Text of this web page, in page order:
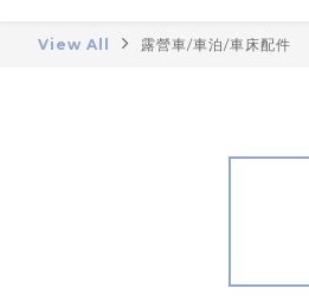
View All 露營車/車泊/車床配件